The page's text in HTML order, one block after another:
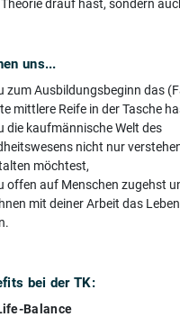
drauf hast, sondern
uns...
zum Ausbildungsbeginn das
mittlere Reife in der Tasche
die kaufmännische Welt des
nicht nur
möchtest,
offen auf Menschen zugehst
mit deiner Arbeit das
bei der TK:
Balance